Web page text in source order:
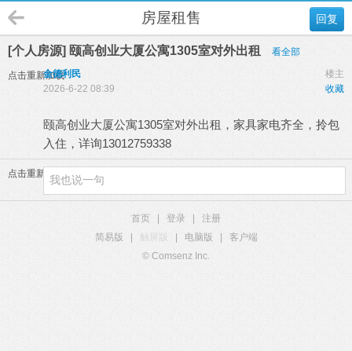
回复
房屋租售
[个人房源] 颐高创业大厦公寓1305室对外出租 看全部
点击重新加载 楼主
金德利民
收藏
2026-6-22 08:39
颐高创业大厦公寓1305室对外出租，家具家电齐全，拎包
入住，详询13012759338
点击重新加载
首页 登录
注册
简易版
触屏版 电脑版
客户端
© Comsenz Inc.